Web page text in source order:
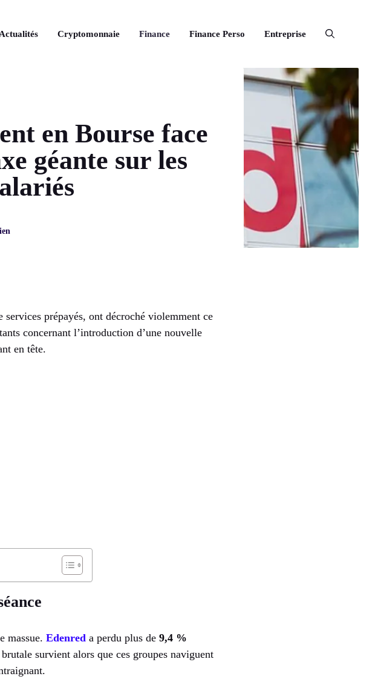
Actualités Cryptomonnaie Finance Finance Perso Entreprise
en Bourse face
géante sur les
services prépayés, ont décroché violemment ce
concernant l’introduction d’une nouvelle
en tête.
massue. Edenred a perdu plus de 9,4 %
survient alors que ces groupes naviguent